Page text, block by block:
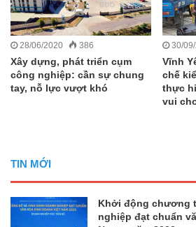
28/06/2020 386
Xây dựng, phát triển cụm
công nghiệp: cần sự chung
tay, nỗ lực vượt khó
30/
Vĩnh
chế
thực
vui
TIN MỚI
Khởi động chương
nghiệp đạt chuẩn